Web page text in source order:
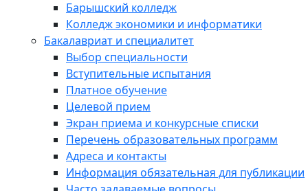
Барышский колледж
Колледж экономики и информатики
Бакалавриат и специалитет
Выбор специальности
Вступительные испытания
Платное обучение
Целевой прием
Экран приема и конкурсные списки
Перечень образовательных программ
Адреса и контакты
Информация обязательная для публикации